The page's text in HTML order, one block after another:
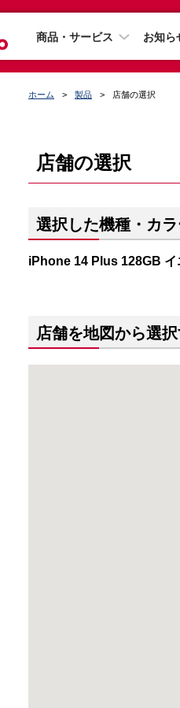
商品・サービス お知ら
ホーム 製品 店舗の選択
店舗の選択
選択した機種・カラ
iPhone 14 Plus 128GB イ
店舗を地図から選